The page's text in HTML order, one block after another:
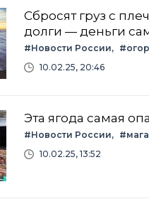
Сбросят груз с
долги — деньги
#Новости России
10.02.25, 20:46
Эта ягода самая
#Новости России
10.02.25, 13:52